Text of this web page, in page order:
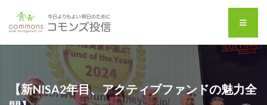
【新NISA2年目、アクティブファンドの魅力全